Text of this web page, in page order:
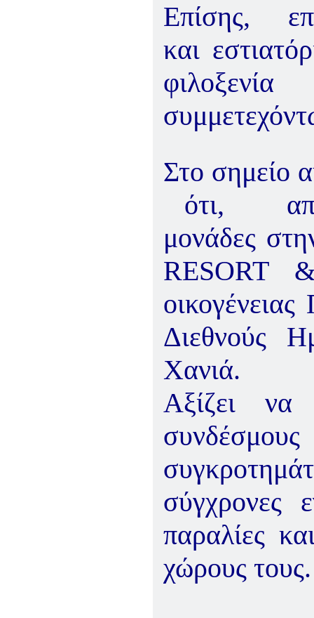
Επίσης,
και
Στο σημείο
ότι, από
μονάδες
RESORT
Διεθνούς
Χανιά.
Αξίζει να
σύγχρονες
παραλίες
χώρους τους.